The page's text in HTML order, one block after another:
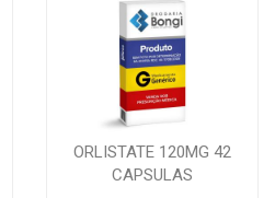
ORLISTATE 120MG 42
CAPSULAS